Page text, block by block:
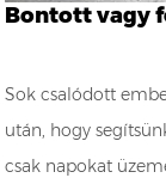
Bontott vagy
Sok csalódott
után, hogy
csak napokat